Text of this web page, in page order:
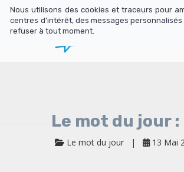
Le mot du jour
Le mot du jour 13 Mai
Nous utilisons des cookies et traceurs pour
centres d’intérêt, des messages
refuser à tout moment.